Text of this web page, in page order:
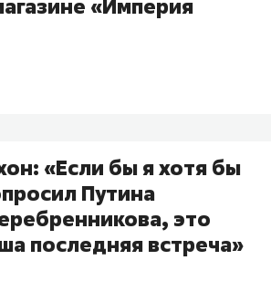
«Империя
«Если бы я хотя бы
Путина
это
последняя встреча»